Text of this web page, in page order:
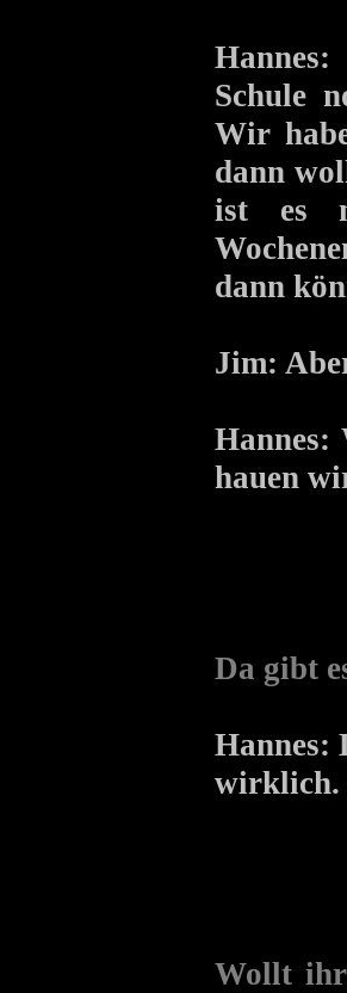
Schule
Wir
dann
ist es
dann
Jim:
Hannes:
hauen
Da gibt
Hannes:
wirklich.
Wollt ihr